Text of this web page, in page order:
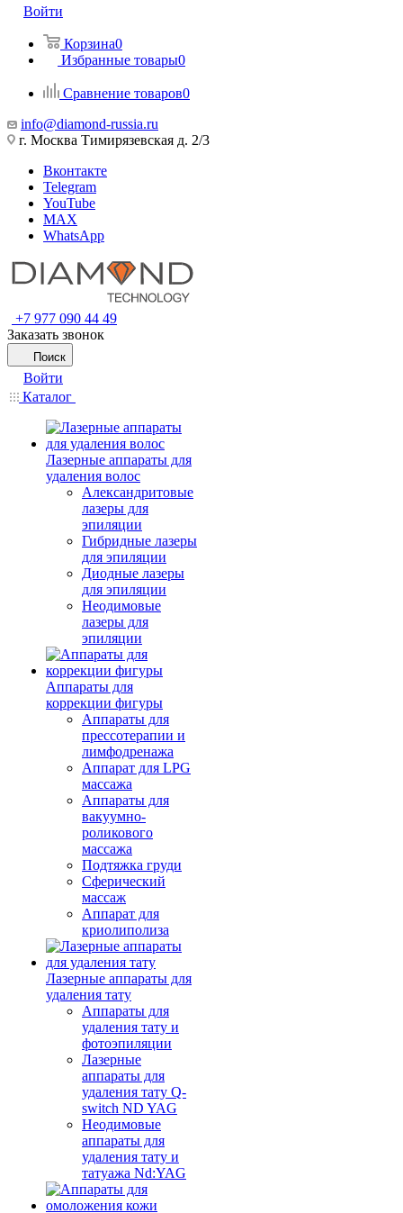
Войти
Корзина0
Избранные товары0
Сравнение товаров0
info@diamond-russia.ru
г. Москва Тимирязевская д. 2/3
Вконтакте
Telegram
YouTube
MAX
WhatsApp
+7 977 090 44 49
Заказать звонок
Поиск
Войти
Каталог
Лазерные аппараты для
удаления волос
Александритовые
лазеры для
эпиляции
Гибридные лазеры
для эпиляции
Диодные лазеры
для эпиляции
Неодимовые
лазеры для
эпиляции
Аппараты для
коррекции фигуры
Аппараты для
прессотерапии и
лимфодренажа
Аппарат для LPG
массажа
Аппараты для
вакуумно-
роликового
массажа
Подтяжка груди
Сферический
массаж
Аппарат для
криолиполиза
Лазерные аппараты для
удаления тату
Аппараты для
удаления тату и
фотоэпиляции
Лазерные
аппараты для
удаления тату Q-
switch ND YAG
Неодимовые
аппараты для
удаления тату и
татуажа Nd:YAG